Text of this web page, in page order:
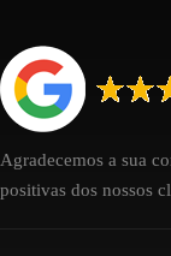
Agradecemos a sua
positivas dos nossos